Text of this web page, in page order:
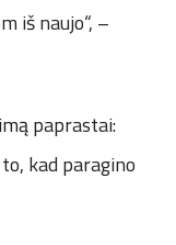
iš naujo“, –
paprastai:
kad paragino